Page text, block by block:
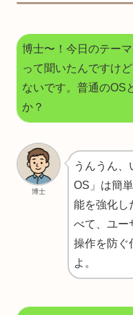
博士〜！今日のテー
って聞いたんですけ
ないです。普通のOS
か？
博士
うんうん
OS」は簡
能を強化し
べて、ユー
操作を防ぐ
よ。